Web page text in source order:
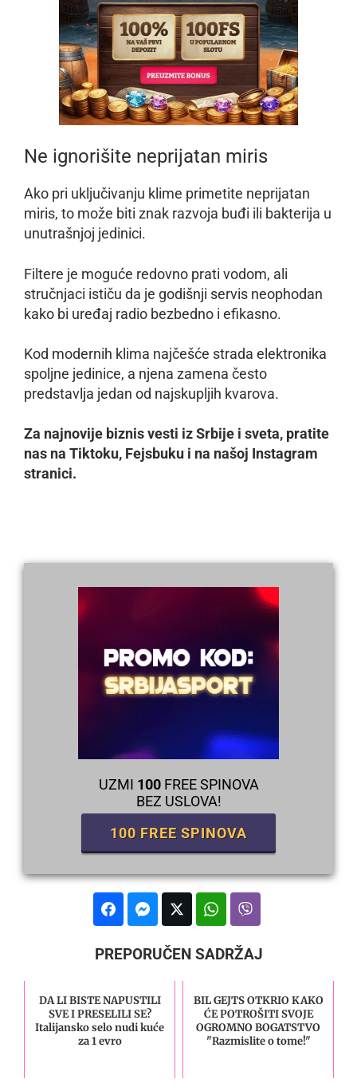
Ne ignorišite neprijatan miris
Ako pri uključivanju klime primetite neprijatan
miris, to može biti znak razvoja buđi ili bakterija u
unutrašnjoj jedinici.
Filtere je moguće redovno prati vodom, ali
stručnjaci ističu da je godišnji servis neophodan
kako bi uređaj radio bezbedno i efikasno.
Kod modernih klima najčešće strada elektronika
spoljne jedinice, a njena zamena često
predstavlja jedan od najskupljih kvarova.
Za najnovije biznis vesti iz Srbije i sveta, pratite
nas na Tiktoku, Fejsbuku i na našoj Instagram
stranici.
UZMI 100FREE SPINOVA
BEZ USLOVA!
100 FREE SPINOVA
PREPORUČEN SADRŽAJ
DA LI BISTE NAPUSTILI
SVE I PRESELILI SE?
Italijansko selo nudi kuće
za 1 evro
BIL GEJTS OTKRIO KAKO
ĆE POTROŠITI SVOJE
OGROMNO BOGATSTVO
"Razmislite o tome!"